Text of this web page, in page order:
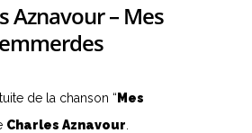
Aznavour – Mes
emmerdes
de la chanson “ Mes
Charles Aznavour